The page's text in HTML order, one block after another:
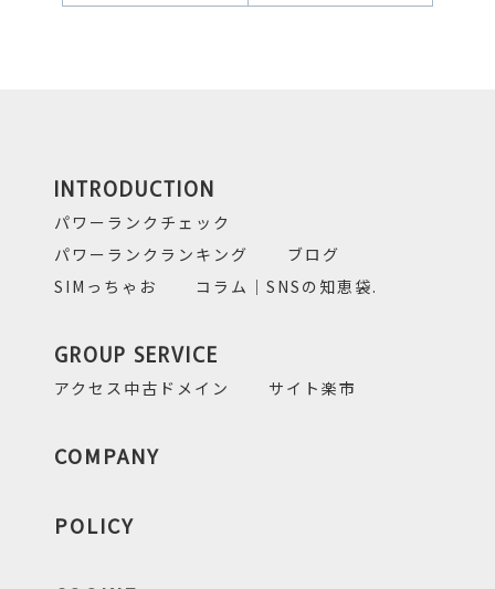
INTRODUCTION
パワーランクチェック
パワーランクランキング
ブログ
SIMっちゃお
コラム｜SNSの知恵袋.
GROUP SERVICE
アクセス中古ドメイン サイト楽市
COMPANY
POLICY